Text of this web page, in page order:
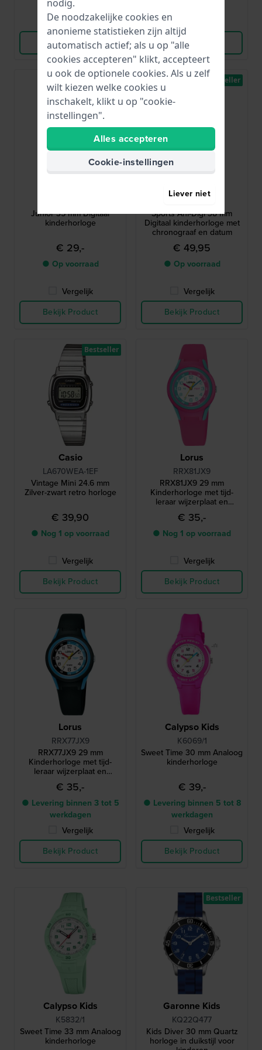
Vergelijk
Bekijk Product
Bekijk Product
Junior 35 mm Digitaal
kinderhorloge
€ 29,-
● Op voorraad
Vergelijk
Bekijk Product
Bestseller
Garonne Kids
Sports Ani-Digi 38 mm
Digitaal kinderhorloge met
chronograaf en datum
€ 49,95
● Op voorraad
Vergelijk
Bekijk Product
Bestseller
Casio
LA670WEA-1EF
Vintage Mini 24.6 mm
Zilver-zwart retro horloge
€ 39,90
● Nog 1 op voorraad
Vergelijk
Bekijk Product
Bestseller
Lorus
RRX81JX9
RRX81JX9 29 mm
Kinderhorloge met tijd-
leraar wijzerplaat en
siliconen band
€ 35,-
● Nog 1 op voorraad
Vergelijk
Bekijk Product
Lorus
RRX77JX9
RRX77JX9 29 mm
Kinderhorloge met tijd-
leraar wijzerplaat en
siliconen band
€ 35,-
● Levering binnen 3 tot 5
werkdagen
Vergelijk
Bekijk Product
Calypso Kids
K6069/1
Sweet Time 30 mm Analoog
kinderhorloge
€ 39,-
● Levering binnen 5 tot 8
werkdagen
Vergelijk
Bekijk Product
Calypso Kids
K5832/1
Sweet Time 33 mm Analoog
kinderhorloge
Garonne Kids
KQ22Q477
Kids Diver 30 mm Quartz
horloge in duikstijl voor
Bestseller
nodig.
De noodzakelijke cookies en
anonieme statistieken zijn altijd
automatisch actief; als u op "alle
cookies accepteren" klikt, accepteert
u ook de optionele cookies. Als u zelf
wilt kiezen welke cookies u
inschakelt, klikt u op "cookie-
instellingen".
Alles accepteren
Cookie-instellingen
Liever niet